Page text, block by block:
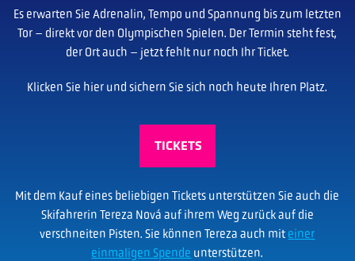
Es erwarten Sie Adrenalin, Tempo und Spannung bis zum letzten
Tor – direkt vor den Olympischen Spielen. Der Termin steht fest,
der Ort auch – jetzt fehlt nur noch Ihr Ticket.
Klicken Sie hier und sichern Sie sich noch heute Ihren Platz.
TICKETS
Mit dem Kauf eines beliebigen Tickets unterstützen Sie auch die
Skifahrerin Tereza Nová auf ihrem Weg zurück auf die
verschneiten Pisten. Sie können Tereza auch mit einer
einmaligen Spende unterstützen.